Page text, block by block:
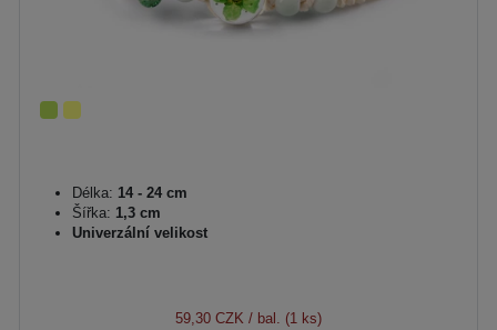
Délka: 14 - 24 cm
Šířka: 1,3 cm
Univerzální velikost
59,30 CZK / bal. (1 ks)